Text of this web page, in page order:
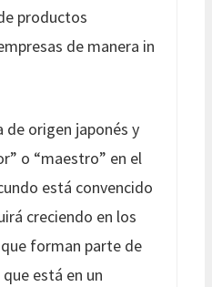
productos
de manera in
de origen japonés y
o “maestro” en el
está convencido
creciendo en los
forman parte de
está en un